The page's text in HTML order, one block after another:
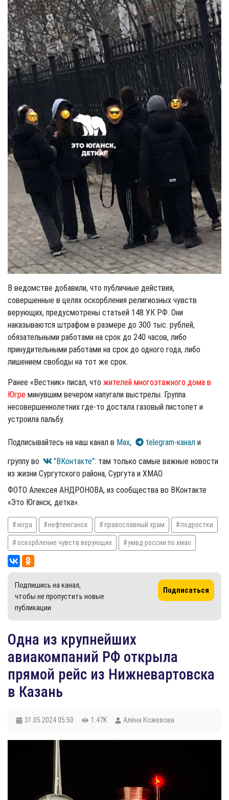
В ведомстве добавили, что публичные действия,
совершенные в целях оскорбления религиозных чувств
верующих, предусмотрены статьей 148 УК РФ. Они
наказываются штрафом в размере до 300 тыс. рублей,
обязательными работами на срок до 240 часов, либо
принудительными работами на срок до одного года, либо
лишением свободы на тот же срок.
Ранее «Вестник» писал, что жителей многоэтажного дома в
Югре минувшим вечером напугали выстрелы. Группа
несовершеннолетних где-то достала газовый пистолет и
устроила пальбу.
Подписывайтесь на наш канал в Max, telegram-канал и
группу во
"ВКонтакте": там только самые важные новости
из жизни Сургутского района, Сургута и ХМАО.
ФОТО Алексея АНДРОНОВА, из сообщества во ВКонтакте
«Это Юганск, детка».
югра нефтеюганск православный храм подростки
оскорбление чувств верующих умвд россии по хмао
Подпишись на канал,
чтобы не пропустить новые
публикации
Подписаться
Одна из крупнейших
авиакомпаний РФ открыла
прямой рейс из Нижневартовска
в Казань
31.05.202405:50 1.47K Алёна Кожевова